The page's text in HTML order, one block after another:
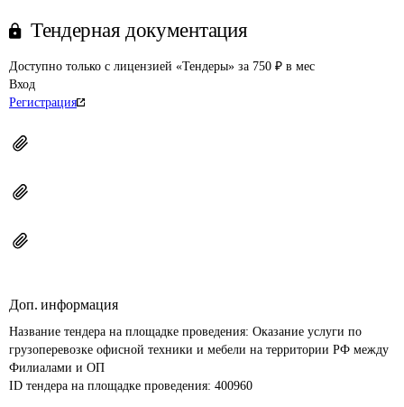
Тендерная документация
Доступно только с лицензией «Тендеры» за 750 ₽ в мес
Вход
Регистрация
Доп. информация
Название тендера на площадке проведения: Оказание услуги по
грузоперевозке офисной техники и мебели на территории РФ между
Филиалами и ОП
ID тендера на площадке проведения: 400960